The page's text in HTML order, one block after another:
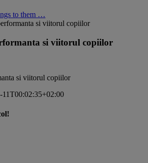
to them …
si viitorul copiilor
si viitorul copiilor
si viitorul copiilor
11T00:02:35+02:00